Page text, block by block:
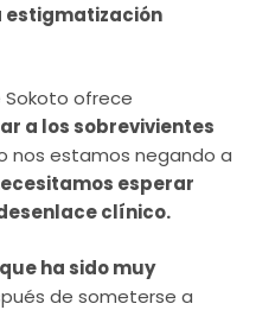
estigmatización
Sokoto ofrece
a los sobrevivientes
nos estamos negando a
esperar
clínico.
ha sido muy
de someterse a